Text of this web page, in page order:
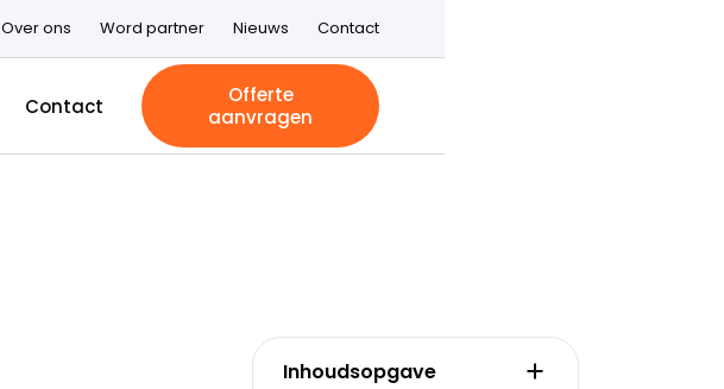
Over ons Word partner Nieuws Contact
Contact
Offerte
aanvragen
Inhoudsopgave